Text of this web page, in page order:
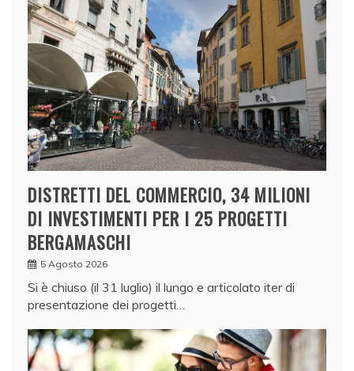
DISTRETTI DEL COMMERCIO, 34 MILIONI
DI INVESTIMENTI PER I 25 PROGETTI
BERGAMASCHI
5 Agosto 2026
Si è chiuso (il 31 luglio) il lungo e articolato iter di
presentazione dei progetti…